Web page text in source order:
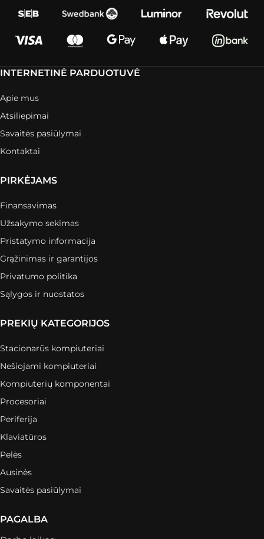
INTERNETINĖ PARDUOTUVĖ
Apie mus
Atsiliepimai
Savaitės pasiūlymai
Kontaktai
PIRKĖJAMS
Finansavimas
Užsakymo sekimas
Pristatymo informacija
Grąžinimas ir garantijos
Privatumo politika
Sąlygos ir nuostatos
PREKIŲ KATEGORIJOS
Stacionarūs kompiuteriai
Nešiojami kompiuteriai
Kompiuterių komponentai
Procesoriai
Periferija
Klaviatūros
Pelės
Ausinės
Savaitės pasiūlymai
PAGALBA